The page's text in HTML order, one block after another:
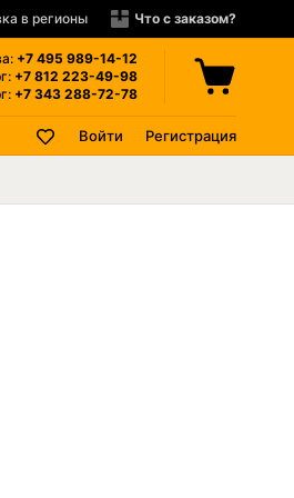
в регионы Что с заказом?
+7 495 989-14-12
+7 812 223-49-98
+7 343 288-72-78
Войти Регистрация